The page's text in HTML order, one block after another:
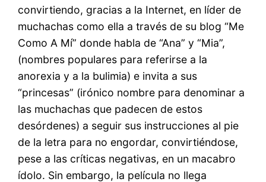
convirtiendo, gracias a la Internet, en líder de
muchachas como ella a través de su blog “Me
Como A Mí” donde habla de “Ana” y “Mia”,
(nombres populares para referirse a la
anorexia y a la bulimia) e invita a sus
“princesas” (irónico nombre para denominar a
las muchachas que padecen de estos
desórdenes) a seguir sus instrucciones al pie
de la letra para no engordar, convirtiéndose,
pese a las críticas negativas, en un macabro
ídolo. Sin embargo, la película no llega